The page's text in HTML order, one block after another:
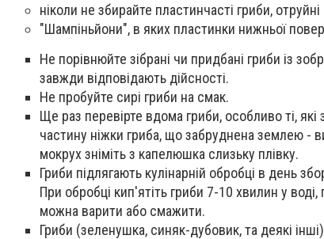
ніколи не збирайте пластинчасті гриби,
"Шампіньйони", в яких пластинки нижньої
Не порівнюйте зібрані чи придбані гриби із
завжди відповідають дійсності.
Не пробуйте сирі гриби на смак.
Ще раз перевірте вдома гриби, особливо ті,
частину ніжки гриба, що забруднена землею -
мокрух зніміть з капелюшка слизьку плівку.
Гриби підлягають кулінарній обробці в день
При обробці кип'ятіть гриби 7-10 хвилин у
можна варити або смажити.
Гриби (зеленушка, синяк-дубовик, та деякі